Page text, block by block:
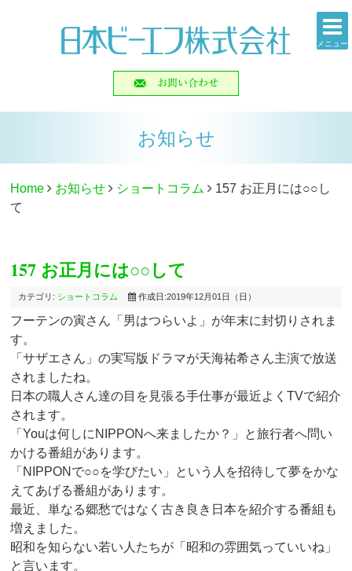
メニュー
お知らせ
Home お知らせ ショートコラム
157 お正月には○○し
て
157 お正月には○○して
カテゴリ: ショートコラム 作成日:2019年12月01日（日）
フーテンの寅さん「男はつらいよ」が年末に封切りされま
す。
「サザエさん」の実写版ドラマが天海祐希さん主演で放送
されましたね。
日本の職人さん達の目を見張る手仕事が最近よくTVで紹介
されます。
「Youは何しにNIPPONへ来ましたか？」と旅行者へ問い
かける番組があります。
「NIPPONで○○を学びたい」という人を招待して夢をかな
えてあげる番組があります。
最近、単なる郷愁ではなく古き良き日本を紹介する番組も
増えました。
昭和を知らない若い人たちが「昭和の雰囲気っていいね」
と言います。